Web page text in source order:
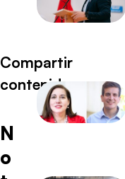
Compartir
contenido
N
o